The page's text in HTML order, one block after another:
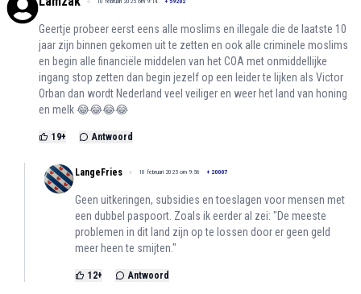
Geertje probeer eerst eens alle moslims en illegale die de laatste 10
jaar zijn binnen gekomen uit te zetten en ook alle criminele moslims
en begin alle financiële middelen van het COA met onmiddellijke
ingang stop zetten dan begin jezelf op een leider te lijken als Victor
Orban dan wordt Nederland veel veiliger en weer het land van honing
en melk 😂😂😂😂
19+ Antwoord
LangeFries 10 februari 2025 om 9:56 + 20007
Geen uitkeringen, subsidies en toeslagen voor mensen met
een dubbel paspoort. Zoals ik eerder al zei: "De meeste
problemen in dit land zijn op te lossen door er geen geld
meer heen te smijten."
12+ Antwoord